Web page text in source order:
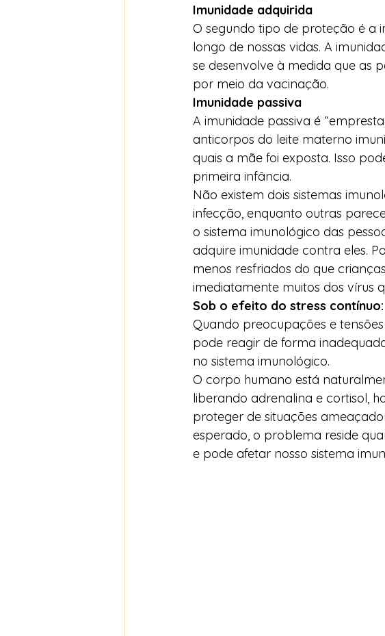
Imunidade adquirida
O segundo tipo de proteção é a
longo de nossas vidas. A
se desenvolve à medida que as
por meio da vacinação.
Imunidade passiva
A imunidade passiva é
anticorpos do leite materno
quais a mãe foi exposta. Isso
primeira infância.
Não existem dois sistemas
infecção, enquanto outras
o sistema imunológico das
adquire imunidade contra eles.
menos resfriados do que
imediatamente muitos dos vírus
Sob o efeito do stress contínuo:
Quando preocupações e
pode reagir de forma
no sistema imunológico.
O corpo humano está
liberando adrenalina e cortisol,
proteger de situações
esperado, o problema reside
e pode afetar nosso sistema